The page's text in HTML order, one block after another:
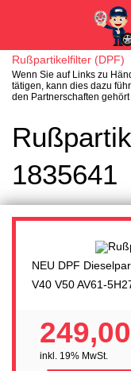
Rußpartikelfilter (DPF)
Wenn Sie auf Links zu
tätigen, kann dies dazu
den Partnerschaften
1835641
NEU DPF
V40 V50 AV61-
inkl. 19% MwSt.